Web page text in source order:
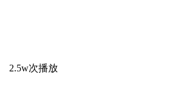
2.5w次播放